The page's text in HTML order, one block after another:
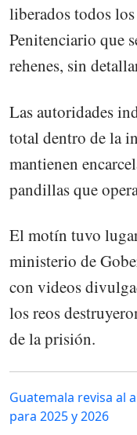
liberados todos
Penitenciario que
rehenes, sin
Las autoridades
total dentro de la
mantienen
pandillas que
El motín tuvo
ministerio de
con videos
los reos
de la prisión.
Guatemala revisa al
para 2025 y 2026